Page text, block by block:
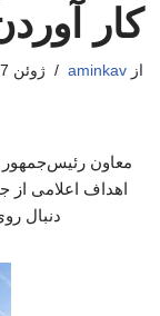
کار
از aminkav ژوئن 17, 2026
معاون
اهداف اعلامی از
دنبال